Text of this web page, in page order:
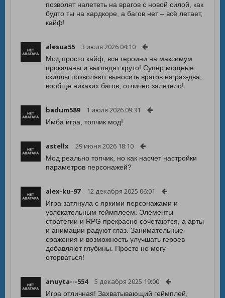
позволят налететь на врагов с новой силой, как
будто ты на хардкоре, а багов нет – всё летает,
кайф!
alesua55 3 июля 2026 04:10
Мод просто кайф, все героини на максимум
прокачаны и выглядят круто! Супер мощные
скиллы позволяют выносить врагов на раз-два,
вообще никаких багов, отлично залетело!
badum589 1 июля 2026 09:31
Имба игра, топчик мод!
astellx 29 июня 2026 18:10
Мод реально топчик, но как насчет настройки
параметров персонажей?
alex-ku-97 12 декабря 2025 06:01
Игра затянула с яркими персонажами и
увлекательным геймплеем. Элементы
стратегии и RPG прекрасно сочетаются, а арты
и анимации радуют глаз. Занимательные
сражения и возможность улучшать героев
добавляют глубины. Просто не могу
оторваться!
anuyta---554 5 декабря 2025 19:00
Игра отличная! Захватывающий геймплей,